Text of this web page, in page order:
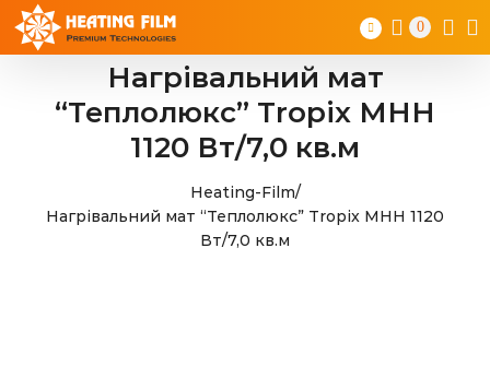
Skip
0
Нагрівальний мат
“Теплолюкс” Tropix МНН
1120 Вт/7,0 кв.м
Heating-Film/
Нагрівальний мат “Теплолюкс” Tropix МНН 1120
Вт/7,0 кв.м